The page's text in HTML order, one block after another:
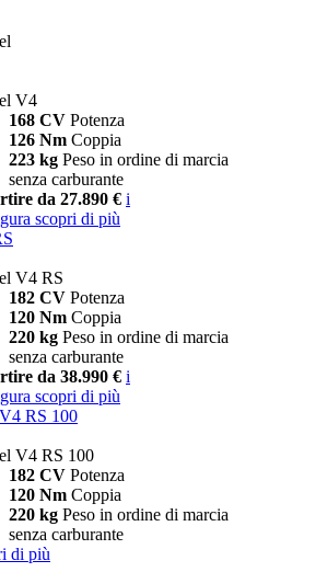
V4
168 CV Potenza
126 Nm Coppia
223 kg Peso in ordine di marcia
senza carburante
da 27.890 € i
scopri di più
V4 RS
182 CV Potenza
120 Nm Coppia
220 kg Peso in ordine di marcia
senza carburante
da 38.990 € i
scopri di più
V4 RS 100
V4 RS 100
182 CV Potenza
120 Nm Coppia
220 kg Peso in ordine di marcia
senza carburante
di più